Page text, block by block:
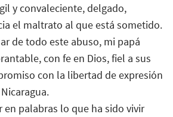
y convaleciente, delgado,
el maltrato al que está sometido.
de todo este abuso, mi papá
con fe en Dios, fiel a sus
con la libertad de expresión
en palabras lo que ha sido vivir